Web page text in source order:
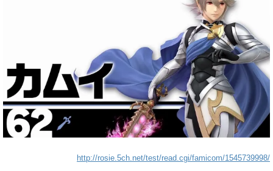
http://rosie.5ch.net/test/read.cgi/famicom/1545739998/